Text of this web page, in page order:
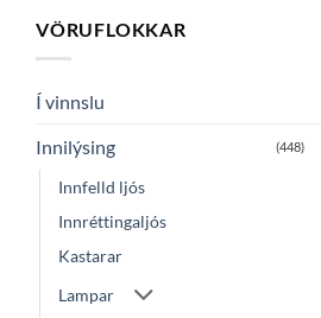
VÖRUFLOKKAR
Í vinnslu
Innilýsing (448)
Innfelld ljós
Innréttingaljós
Kastarar
Lampar